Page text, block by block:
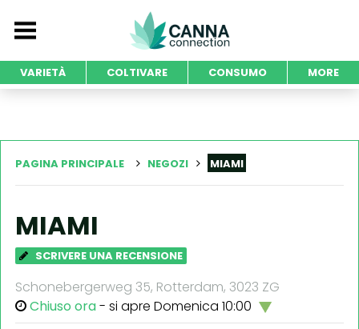
VARIETÀ COLTIVARE CONSUMO MORE
PAGINA PRINCIPALE NEGOZI MIAMI
MIAMI
SCRIVERE UNA RECENSIONE
Schonebergerweg 35, Rotterdam, 3023 ZG
Chiuso ora- si apre Domenica 10:00